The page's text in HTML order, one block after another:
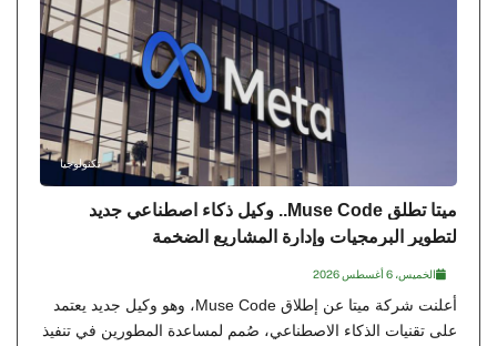
تكنولوجيا
ميتا تطلق Muse Code.. وكيل ذكاء اصطناعي جديد
لتطوير البرمجيات وإدارة المشاريع الضخمة
الخميس، 6 أغسطس 2026
أعلنت شركة ميتا عن إطلاق Muse Code، وهو وكيل جديد يعتمد
على تقنيات الذكاء الاصطناعي، صُمم لمساعدة المطورين في تنفيذ